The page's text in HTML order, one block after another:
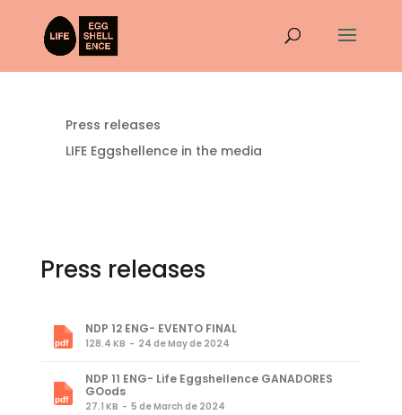
Press releases
LIFE Eggshellence in the media
Press releases
NDP 12 ENG- EVENTO FINAL
128.4 KB 24 de May de 2024
NDP 11 ENG- Life Eggshellence GANADORES
GOods
27.1 KB 5 de March de 2024